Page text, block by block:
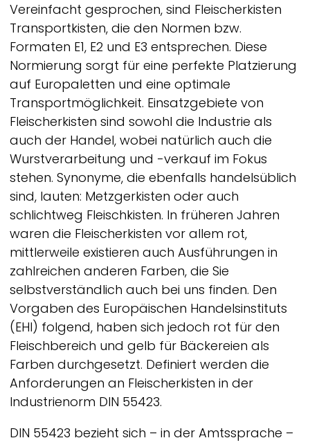
Vereinfacht gesprochen, sind Fleischerkisten
Transportkisten, die den Normen bzw.
Formaten E1, E2 und E3 entsprechen. Diese
Normierung sorgt für eine perfekte Platzierung
auf Europaletten und eine optimale
Transportmöglichkeit. Einsatzgebiete von
Fleischerkisten sind sowohl die Industrie als
auch der Handel, wobei natürlich auch die
Wurstverarbeitung und -verkauf im Fokus
stehen. Synonyme, die ebenfalls handelsüblich
sind, lauten: Metzgerkisten oder auch
schlichtweg Fleischkisten. In früheren Jahren
waren die Fleischerkisten vor allem rot,
mittlerweile existieren auch Ausführungen in
zahlreichen anderen Farben, die Sie
selbstverständlich auch bei uns finden. Den
Vorgaben des Europäischen Handelsinstituts
(EHI) folgend, haben sich jedoch rot für den
Fleischbereich und gelb für Bäckereien als
Farben durchgesetzt. Definiert werden die
Anforderungen an Fleischerkisten in der
Industrienorm DIN 55423.
DIN 55423 bezieht sich – in der Amtssprache –